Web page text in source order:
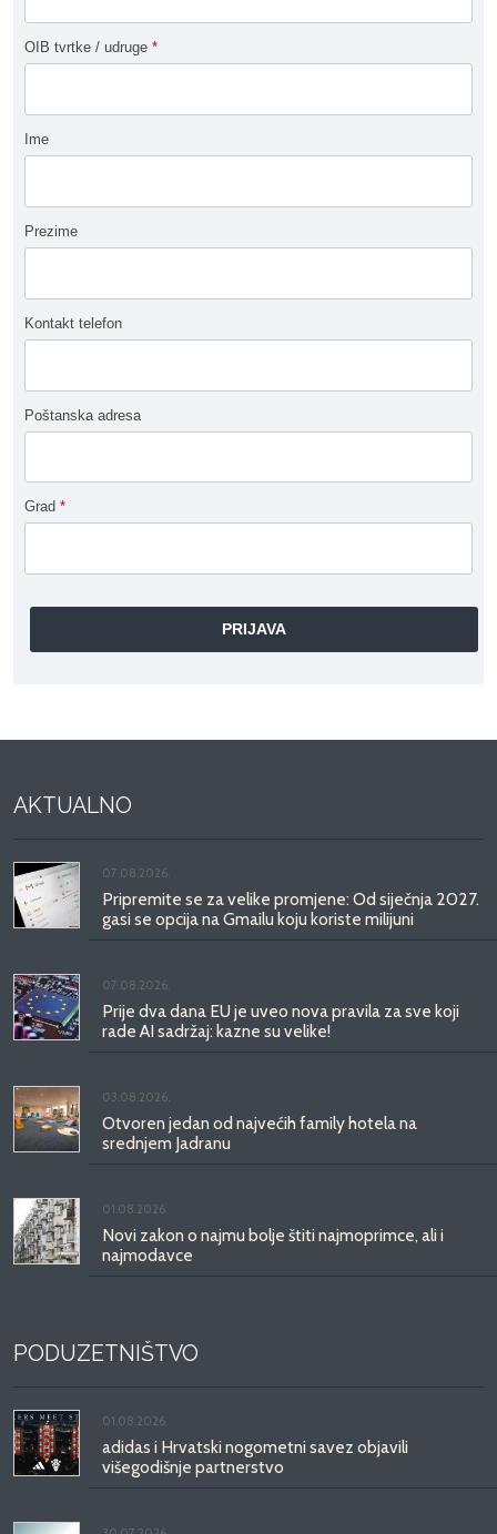
OIB tvrtke / udruge *
Ime
Prezime
Kontakt telefon
Poštanska adresa
Grad *
AKTUALNO
07.08.2026.
Pripremite se za velike promjene: Od siječnja 2027.
gasi se opcija na Gmailu koju koriste milijuni
07.08.2026.
Prije dva dana EU je uveo nova pravila za sve koji
rade AI sadržaj: kazne su velike!
03.08.2026.
Otvoren jedan od najvećih family hotela na
srednjem Jadranu
01.08.2026.
Novi zakon o najmu bolje štiti najmoprimce, ali i
najmodavce
PODUZETNIŠTVO
01.08.2026.
adidas i Hrvatski nogometni savez objavili
višegodišnje partnerstvo